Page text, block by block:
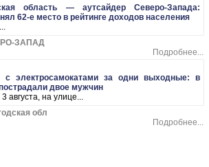
область — аутсайдер Северо-Запада:
62-е место в рейтинге доходов населения
ЗАПАД
Подробнее...
электросамокатами за одни выходные: в
двое мужчин
августа, на улице...
обл
Подробнее...